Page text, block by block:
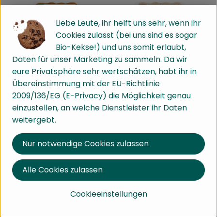
, Preis:
3,99 €/ 250g
Tofu Brat- und
Grillwurst - geräuchert
, Herkunft:
Erst ab 01.10.2026 lieferbar!
, Preis:
3,99 €/ 250g
Tofu Brat- und
Deutschland, Referenzpreis:
15,96 €/ kg
Erst ab 01.10.2026 lieferbar!
, Verband:
Produkt zu Favouriten hinzufügen , Verband:
, Kontrollstelle:
DE-ÖKO-003
Produkt zu Favouriten
Liebe Leute, ihr helft uns sehr, wenn ihr
Cookies zulasst (bei uns sind es sogar
Bio-Kekse!) und uns somit erlaubt,
Daten für unser Marketing zu sammeln. Da wir
eure Privatsphäre sehr wertschätzen, habt ihr in
Übereinstimmung mit der EU-Richtlinie
2009/136/EG (E-Privacy) die Möglichkeit genau
einzustellen, an welche Dienstleister ihr Daten
weitergebt.
Cookieeinstellungen
Nur notwendige Cookies zulassen
Alle Cookies zulassen